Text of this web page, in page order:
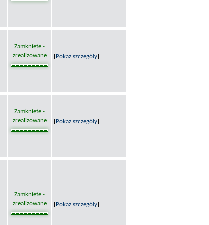
Zamknięte -
zrealizowane
Pokaż szczegóły
Zamknięte -
zrealizowane
Pokaż szczegóły
Zamknięte -
zrealizowane
Pokaż szczegóły